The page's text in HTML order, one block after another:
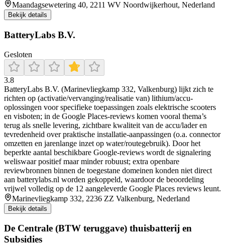
Maandagsewetering 40, 2211 WV Noordwijkerhout, Nederland
Bekijk details
BatteryLabs B.V.
Gesloten
3.8
BatteryLabs B.V. (Marinevliegkamp 332, Valkenburg) lijkt zich te
richten op (activatie/vervanging/realisatie van) lithium/accu-
oplossingen voor specifieke toepassingen zoals elektrische scooters
en visboten; in de Google Places-reviews komen vooral thema’s
terug als snelle levering, zichtbare kwaliteit van de accu/lader en
tevredenheid over praktische installatie-aanpassingen (o.a. connector
omzetten en jarenlange inzet op water/routegebruik). Door het
beperkte aantal beschikbare Google-reviews wordt de signalering
weliswaar positief maar minder robuust; extra openbare
reviewbronnen binnen de toegestane domeinen konden niet direct
aan batterylabs.nl worden gekoppeld, waardoor de beoordeling
vrijwel volledig op de 12 aangeleverde Google Places reviews leunt.
Marinevliegkamp 332, 2236 ZZ Valkenburg, Nederland
Bekijk details
De Centrale (BTW teruggave) thuisbatterij en
Subsidies